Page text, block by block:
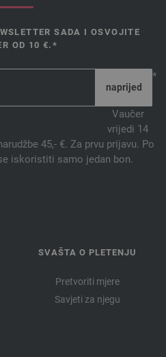
SADA I OSVOJITE
OD 10 €.*
*
Vaučer
vrijedi 14
45,- €. Za prvu prijavu. Po
iskoristiti samo jedan bon.
SVAŠTA O PLETENJU
Pretvoriti mjere
Savjeti za njegu